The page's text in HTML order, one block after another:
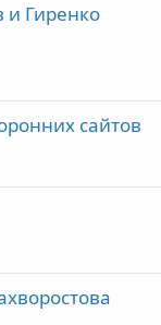
и Гиренко
сайтов